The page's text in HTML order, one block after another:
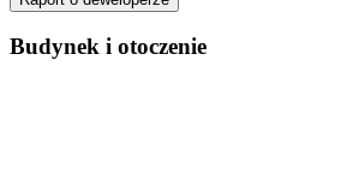
Budynek i otoczenie